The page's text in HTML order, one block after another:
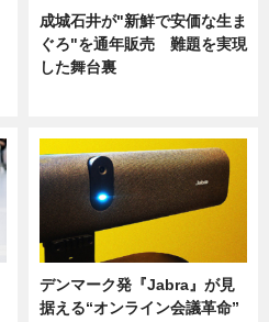
成城石井が"新鮮で安価な生ま
ぐろ"を通年販売 難題を実現
した舞台裏
デンマーク発『Jabra』が見
据える“オンライン会議革命”